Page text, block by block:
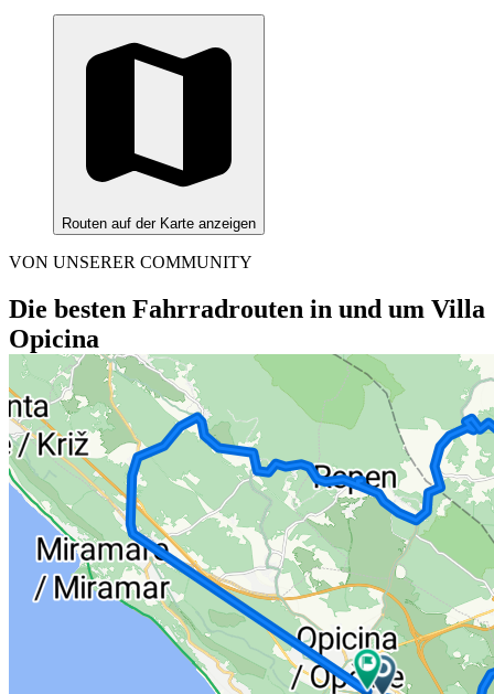
Routen auf der Karte anzeigen
VON UNSERER COMMUNITY
Die besten Fahrradrouten in und um Villa
Opicina